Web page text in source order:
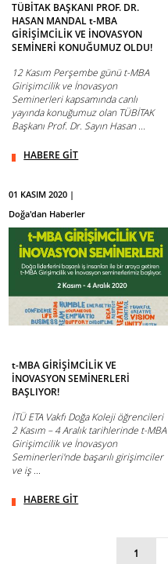
TÜBİTAK BAŞKANI PROF. DR.
HASAN MANDAL t-MBA
GİRİŞİMCİLİK VE İNOVASYON
SEMİNERİ KONUĞUMUZ OLDU!
12 Kasım Perşembe günü t-MBA
Girişimcilik ve İnovasyon
Seminerleri kapsamında canlı
yayında konuğumuz olan TÜBİTAK
Başkanı Prof. Dr. Sayın Hasan ...
HABERE GİT
01 KASIM 2020 |
Doğa'dan Haberler
t-MBA GİRİŞİMCİLİK VE
İNOVASYON SEMİNERLERİ
BAŞLIYOR!
İTÜ ETA Vakfı Doğa Koleji öğrencileri
2 Kasım – 4 Aralık tarihlerinde t-MBA
Girişimcilik ve İnovasyon
Seminerleri'nde başarılı girişimciler
ve iş ...
HABERE GİT
1